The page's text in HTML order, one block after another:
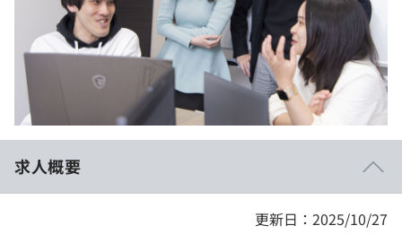
個人向けプラン
法人向けプラン
学校向けプラン
契約内容・クーポン
求人概要
更新日：2025/10/27